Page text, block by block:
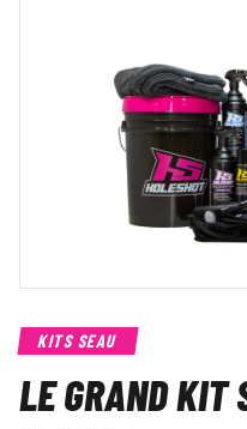
KITS SEAU
LE GRAND KIT